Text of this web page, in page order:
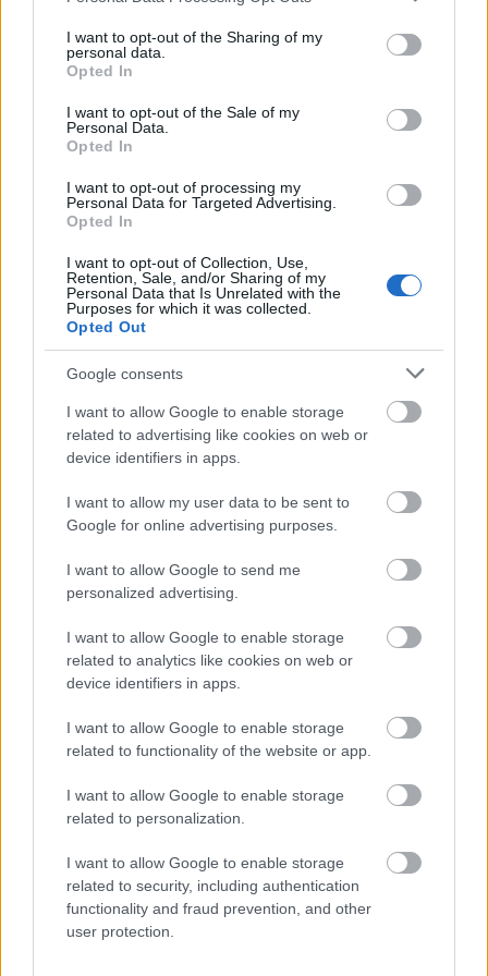
not limited to your visit or usage behaviour. You may click to
grant or deny consent to Google and its third-party tags to
use your data for below specified purposes in below Google
consent section.
I want to opt-out of the Sharing of my
personal data.
Opted In
I want to opt-out of the Sale of my
Personal Data.
Opted In
I want to opt-out of processing my
Personal Data for Targeted Advertising.
Opted In
I want to opt-out of Collection, Use,
Retention, Sale, and/or Sharing of my
Personal Data that Is Unrelated with the
Purposes for which it was collected.
Opted Out
Google consents
I want to allow Google to enable storage
related to advertising like cookies on web or
device identifiers in apps.
I want to allow my user data to be sent to
Google for online advertising purposes.
I want to allow Google to send me
personalized advertising.
I want to allow Google to enable storage
related to analytics like cookies on web or
device identifiers in apps.
I want to allow Google to enable storage
related to functionality of the website or app.
I want to allow Google to enable storage
related to personalization.
I want to allow Google to enable storage
related to security, including authentication
functionality and fraud prevention, and other
user protection.
Japánban is egy komoly szakácsverseny zajlik
eközben, fontos magyar résztvevővel, ugyanis Kurkó
Zsolt, aSushi Sei
esélyes lehet, legalábbis a párizsi európai döntőn
olyan értékelést kapott a zsűritől - miközben nem
mellékesen megnyerte a versenyt - hogy annak
élmezőny alakulásába Tokióban.